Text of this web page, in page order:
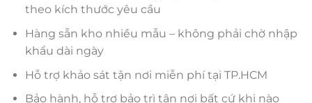
theo kích thước yêu cầu
Hàng sẵn kho nhiều mẫu – không phải chờ nhập
khẩu dài ngày
Hỗ trợ khảo sát tận nơi miễn phí tại TP.HCM
Bảo hành, hỗ trợ bảo trì tận nơi bất cứ khi nào